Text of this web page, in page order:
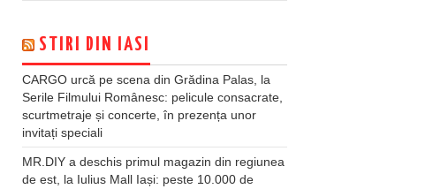
STIRI DIN IASI
CARGO urcă pe scena din Grădina Palas, la
Serile Filmului Românesc: pelicule consacrate,
scurtmetraje și concerte, în prezența unor
invitați speciali
MR.DIY a deschis primul magazin din regiunea
de est, la Iulius Mall Iași: peste 10.000 de